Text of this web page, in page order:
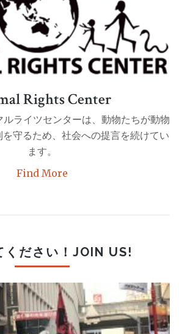
Rights Center
ライツセンターは、動物たちが動物
守るため、社会への提言を続けてい
ます。
Find More
ください！JOIN US!